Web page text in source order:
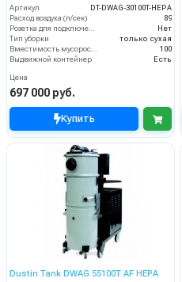
Артикул
DT-DWAG-30100T-HEPA
Расход воздуха (л/сек)
89
Розетка для подключения инструмента
Нет
Тип уборки
только сухая
Вместимость мусоросборника (л)
100
Выдвижной контейнер
Есть
Цена
697 000 руб.
Купить
Dustin Tank DWAG 55100T AF HEPA